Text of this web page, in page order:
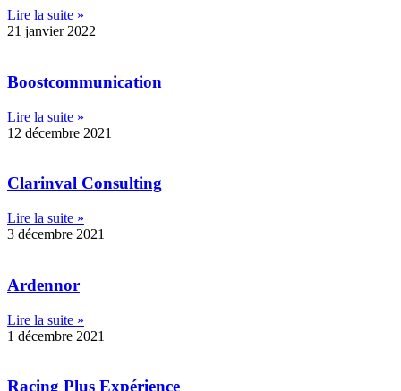
Lire la suite »
21 janvier 2022
Boostcommunication
Lire la suite »
12 décembre 2021
Clarinval Consulting
Lire la suite »
3 décembre 2021
Ardennor
Lire la suite »
1 décembre 2021
Racing Plus Expérience